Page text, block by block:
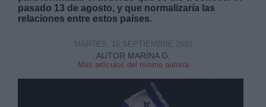
pasado 13 de agosto, y que normalizaría las
relaciones entre estos países.
AUTOR MARINA G.
Mas artículos del mismo autor/a
MARTES, 15 SEPTIEMBRE 2020